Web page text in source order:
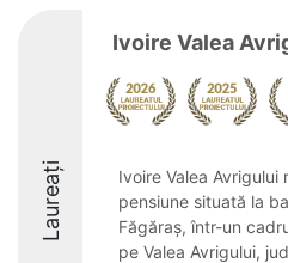
Laureați
Ivoire Valea
Ivoire Valea Avrigului
pensiune situată la
Făgăraș, într-un
pe Valea Avrigului,